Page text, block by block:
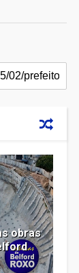
obras